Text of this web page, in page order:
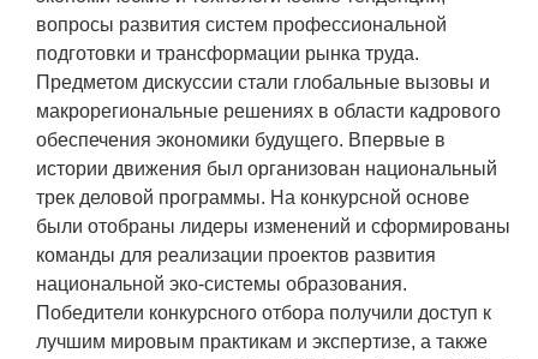
вопросы развития систем профессиональной
подготовки и трансформации рынка труда.
Предметом дискуссии стали глобальные вызовы и
макрорегиональные решениях в области кадрового
обеспечения экономики будущего. Впервые в
истории движения был организован национальный
трек деловой программы. На конкурсной основе
были отобраны лидеры изменений и сформированы
команды для реализации проектов развития
национальной эко-системы образования.
Победители конкурсного отбора получили доступ к
лучшим мировым практикам и экспертизе, а также